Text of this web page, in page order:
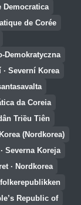
Democratica
de Corée
Demokratyczna
· Severní Korea
da Coreia
Triều Tiên
(Nordkorea)
Severna Koreja
· Nordkorea
Republic of